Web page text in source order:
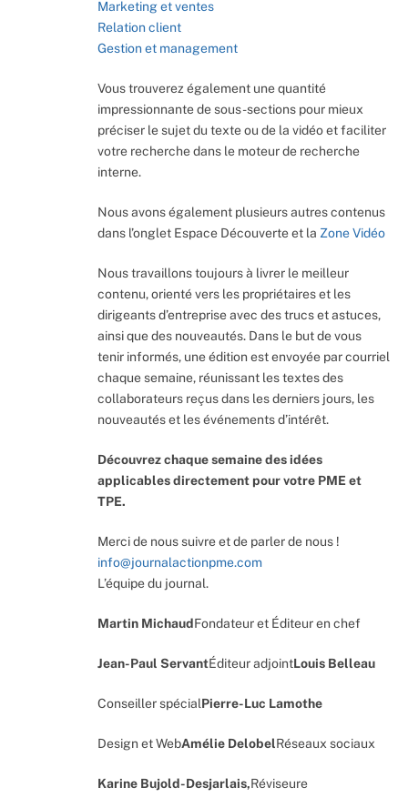
Marketing et ventes
Relation client
Gestion et management
Vous trouverez également une quantité
impressionnante de sous-sections pour mieux
préciser le sujet du texte ou de la vidéo et faciliter
votre recherche dans le moteur de recherche
interne.
Nous avons également plusieurs autres contenus
dans l’onglet Espace Découverte et la Zone Vidéo
Nous travaillons toujours à livrer le meilleur
contenu, orienté vers les propriétaires et les
dirigeants d’entreprise avec des trucs et astuces,
ainsi que des nouveautés. Dans le but de vous
tenir informés, une édition est envoyée par courriel
chaque semaine, réunissant les textes des
collaborateurs reçus dans les derniers jours, les
nouveautés et les événements d’intérêt.
Découvrez chaque semaine des idées
applicables directement pour votre PME et
TPE.
Merci de nous suivre et de parler de nous !
info@journalactionpme.com
L’équipe du journal.
Martin MichaudFondateur et Éditeur en chef
Jean-Paul ServantÉditeur adjointLouis Belleau
Conseiller spécialPierre-Luc Lamothe
Design et WebAmélie DelobelRéseaux sociaux
Karine Bujold-Desjarlais,Réviseure